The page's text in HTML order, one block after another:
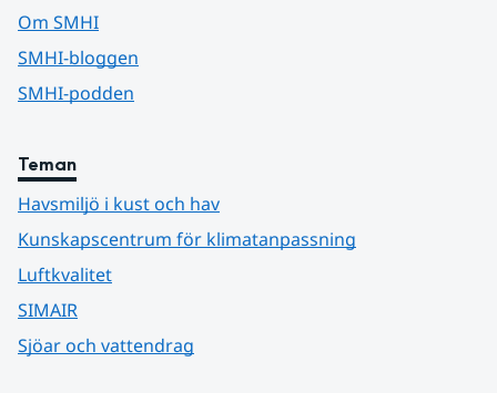
Om SMHI
SMHI-bloggen
SMHI-podden
Teman
Havsmiljö i kust och hav
Kunskapscentrum för klimatanpassning
Luftkvalitet
SIMAIR
Sjöar och vattendrag